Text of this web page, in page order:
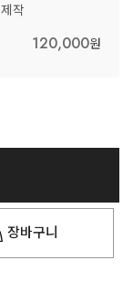
작
120,000원
장바구니